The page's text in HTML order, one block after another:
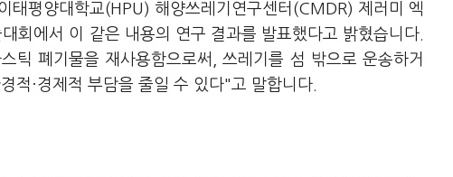
평양대학교(HPU) 해양쓰레기연구센터(CMDR) 제러미 엑
에서 이 같은 내용의 연구 결과를 발표했다고 밝혔습니다.
틱 폐기물을 재사용함으로써, 쓰레기를 섬 밖으로 운송하거
적·경제적 부담을 줄일 수 있다"고 말합니다.